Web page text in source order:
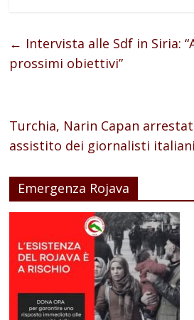
← Intervista alle Sdf in Siria:
prossimi obiettivi”
Turchia, Narin Capan
assistito dei giornalisti italiani
Emergenza Rojava